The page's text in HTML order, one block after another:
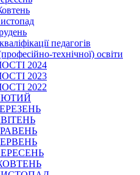
педагогів
технічної) освіти
2024
2023
2022